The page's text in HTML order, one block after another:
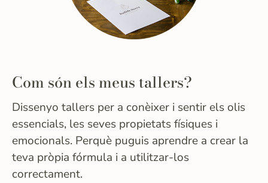
Com són els meus tallers?
Dissenyo tallers per a conèixer i sentir els olis
essencials, les seves propietats físiques i
emocionals. Perquè puguis aprendre a crear la
teva pròpia fórmula i a utilitzar-los
correctament.